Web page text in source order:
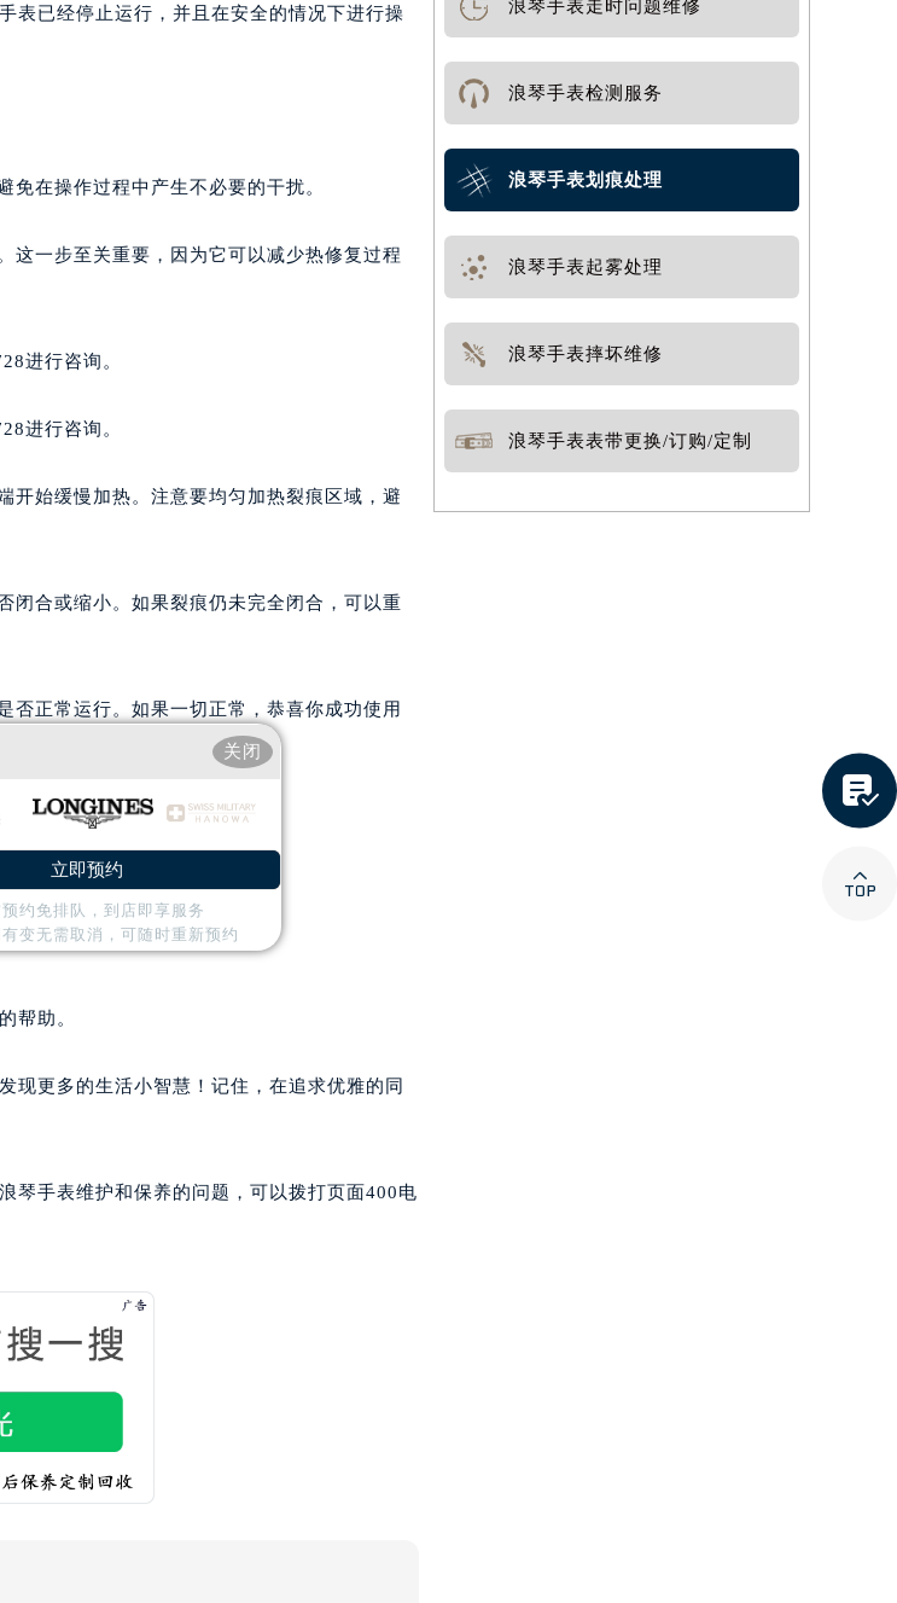
表已经停止运行，并且在安全的情况下进行操
在操作过程中产生不必要的干扰。
这一步至关重要，因为它可以减少热修复过程
进行咨询。
进行咨询。
开始缓慢加热。注意要均匀加热裂痕区域，避
闭合或缩小。如果裂痕仍未完全闭合，可以重
否正常运行。如果一切正常，恭喜你成功使用
帮助。
现更多的生活小智慧！记住，在追求优雅的同
琴手表维护和保养的问题，可以拨打页面400电
浪琴手表走时问题维修
浪琴手表检测服务
浪琴手表划痕处理
浪琴手表起雾处理
浪琴手表摔坏维修
浪琴手表表带更换/订购/定制


关闭
立即预约
约免排队，到店即享服务
变无需取消，可随时重新预约